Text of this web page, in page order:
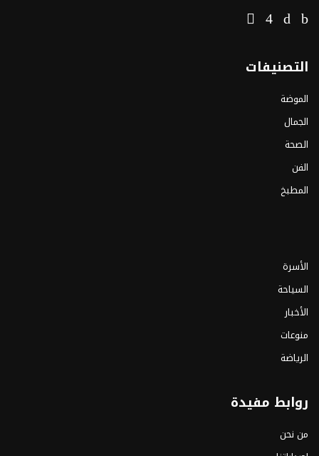
التصنيفات
الموضة
الجمال
الصحة
الفن
المطبخ
الأسرة
السياحة
الأخبار
منوعات
الرياضة
روابط مفيدة
من نحن